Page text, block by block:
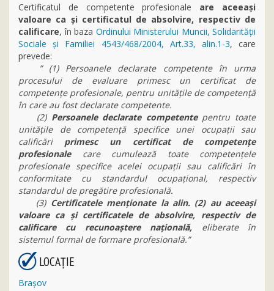
Certificatul de competente profesionale are aceeași
valoare ca și certificatul de absolvire, respectiv de
calificare, în baza Ordinului Ministerului Muncii, Solidarității
Sociale și Familiei 4543/468/2004, Art.33, alin.1-3, care
prevede:
” (1) Persoanele declarate competente în urma
procesului de evaluare primesc un certificat de
competenţe profesionale, pentru unităţile de competenţă
în care au fost declarate competente.
(2)Persoanele declarate competentepentru toate
unităţile de competenţă specifice unei ocupaţii sau
calificări primesc un certificat de competenţe
profesionalecare cumulează toate competenţele
profesionale specifice acelei ocupaţii sau calificări în
conformitate cu standardul ocupaţional, respectiv
standardul de pregătire profesională.
(3) Certificatele menţionate la alin. (2) au aceeaşi
valoare ca şi certificatele de absolvire, respectiv de
calificare cu recunoaştere naţională, eliberate în
sistemul formal de formare profesională.”
LOCAŢIE
Braşov